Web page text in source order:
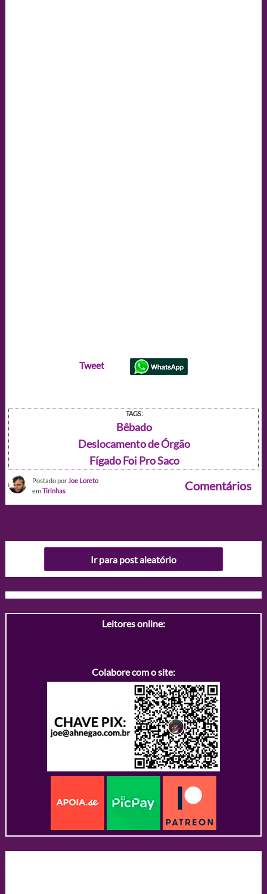
Tweet
TAGS:
Bêbado
Deslocamento de Órgão
Fígado Foi Pro Saco
Postado por Joe Loreto
emTirinhas Comentários
Ir para post aleatório
Leitores online:
Colabore com o site: